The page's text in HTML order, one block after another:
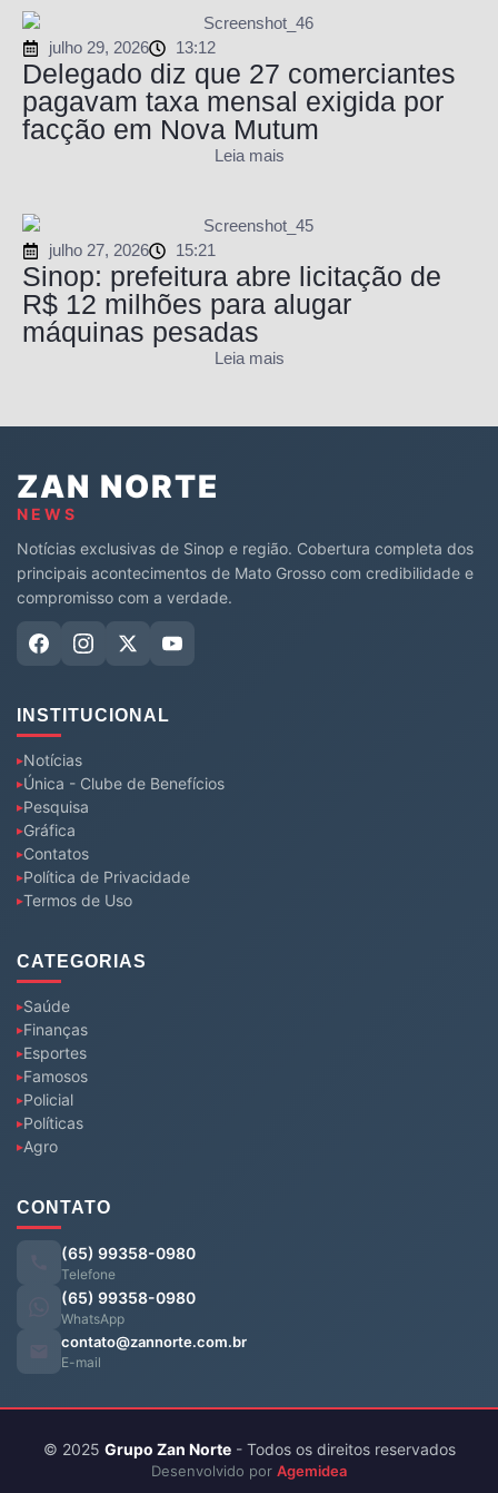
julho 29, 2026 13:12
Delegado diz que 27 comerciantes
pagavam taxa mensal exigida por
facção em Nova Mutum
Leia mais
julho 27, 2026 15:21
Sinop: prefeitura abre licitação de
R$ 12 milhões para alugar
máquinas pesadas
Leia mais
ZAN NORTE
NEWS
Notícias exclusivas de Sinop e região. Cobertura completa dos
principais acontecimentos de Mato Grosso com credibilidade e
compromisso com a verdade.
INSTITUCIONAL
Notícias
Única - Clube de Benefícios
Pesquisa
Gráfica
Contatos
Política de Privacidade
Termos de Uso
CATEGORIAS
Saúde
Finanças
Esportes
Famosos
Policial
Políticas
Agro
CONTATO
(65) 99358-0980
Telefone
(65) 99358-0980
WhatsApp
contato@zannorte.com.br
E-mail
© 2025 Grupo Zan Norte- Todos os direitos reservados
Desenvolvido por Agemidea